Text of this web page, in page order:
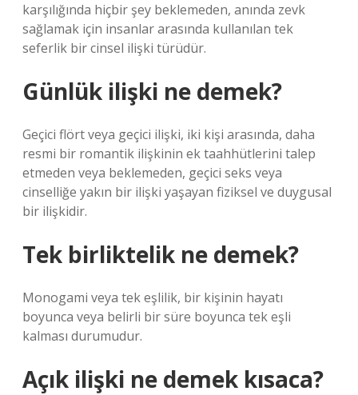
karşılığında hiçbir şey beklemeden, anında zevk
sağlamak için insanlar arasında kullanılan tek
seferlik bir cinsel ilişki türüdür.
Günlük ilişki ne demek?
Geçici flört veya geçici ilişki, iki kişi arasında, daha
resmi bir romantik ilişkinin ek taahhütlerini talep
etmeden veya beklemeden, geçici seks veya
cinselliğe yakın bir ilişki yaşayan fiziksel ve duygusal
bir ilişkidir.
Tek birliktelik ne demek?
Monogami veya tek eşlilik, bir kişinin hayatı
boyunca veya belirli bir süre boyunca tek eşli
kalması durumudur.
Açık ilişki ne demek kısaca?